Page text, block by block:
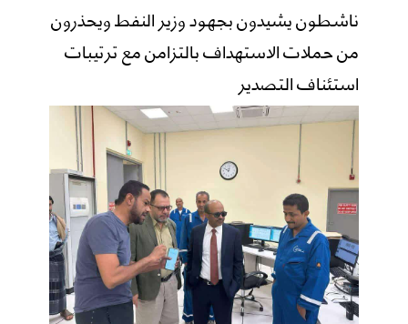
ناشطون يشيدون بجهود وزير النفط ويحذرون
من حملات الاستهداف بالتزامن مع ترتيبات
استئناف التصدير